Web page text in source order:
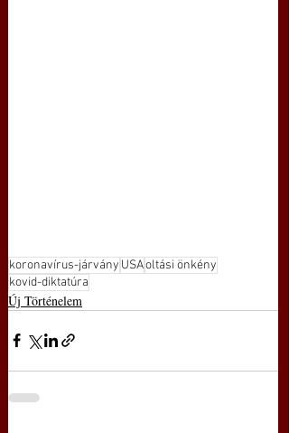
koronavírus-járvány USAoltási önkény
kovid-diktatúra
Új Történelem